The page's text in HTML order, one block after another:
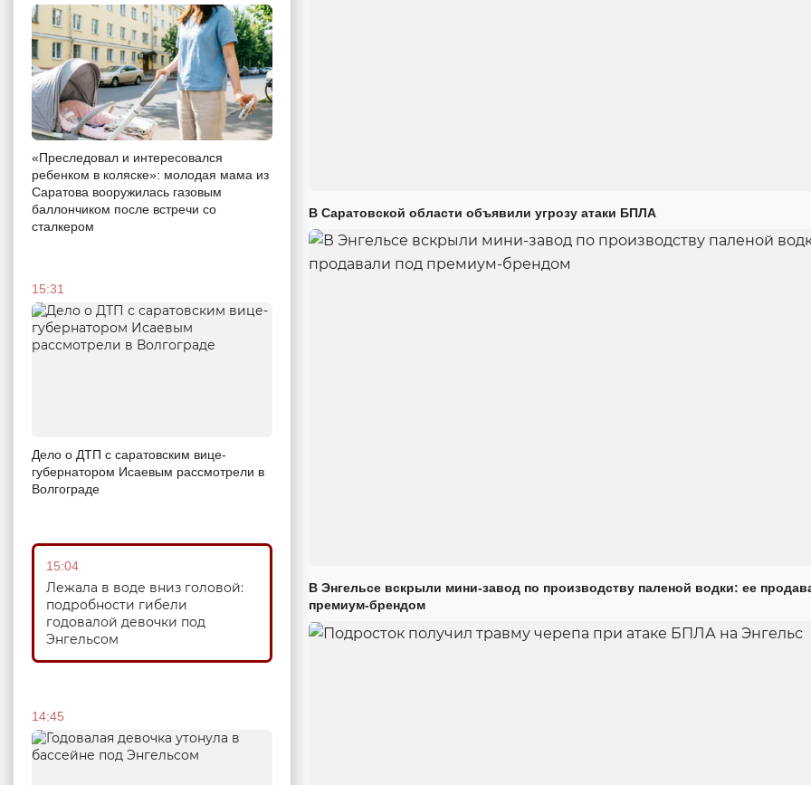
«Преследовал и интересовался
ребенком в коляске»: молодая мама из
Саратова вооружилась газовым
баллончиком после встречи со
сталкером
15:31
Дело о ДТП с саратовским вице-
губернатором Исаевым рассмотрели в
Волгограде
15:04
Лежала в воде вниз головой:
подробности гибели
годовалой девочки под
Энгельсом
14:45
В Саратовской области объявили угрозу атаки БПЛА
В Энгельсе вскрыли мини-завод по производству паленой водки: ее
премиум-брендом